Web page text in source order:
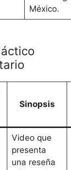
México.
Sinopsis
Video que
presenta
una reseña